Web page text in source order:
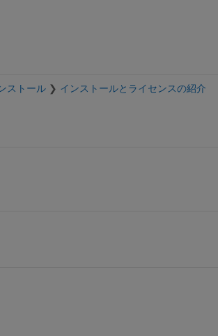
ストール インストールとライセンスの紹介